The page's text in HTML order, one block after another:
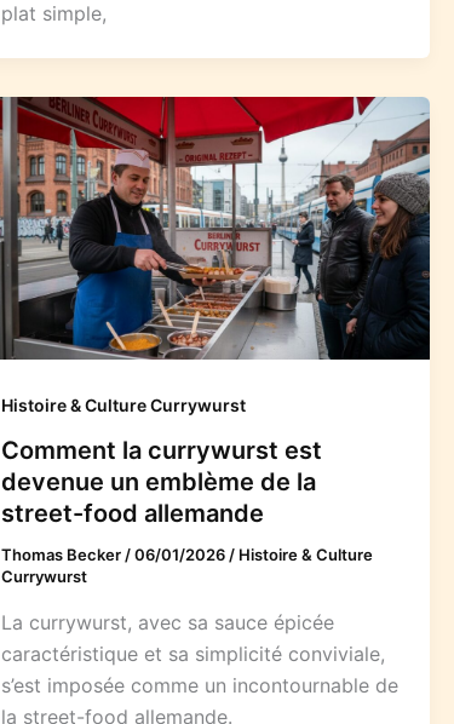
plat simple,
Histoire & Culture Currywurst
Comment la currywurst est
devenue un emblème de la
street-food allemande
Thomas Becker/06/01/2026/ Histoire & Culture
Currywurst
La currywurst, avec sa sauce épicée
caractéristique et sa simplicité conviviale,
s’est imposée comme un incontournable de
la street-food allemande.